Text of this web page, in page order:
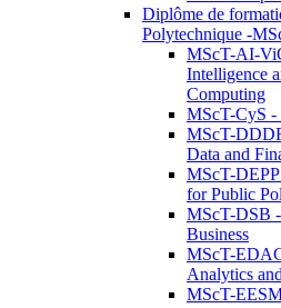
Diplôme de
Polytechnique -
MScT-AI-
Intelligence
Computing
MScT-CyS -
MScT-
Data and
MScT-
for Public
MScT-DSB
Business
MScT-
Analytics
MScT-